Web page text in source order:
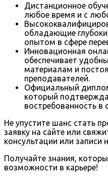
Дистанционное
любое время и с
обладающие
опытом в сфере
Инновационная
обеспечивает
материалам и
преподавателей.
Официальный
который
востребованность в
Не упустите шанс стать
заявку на сайте или
консультации или записи
Получайте знания,
возможности в карьере!